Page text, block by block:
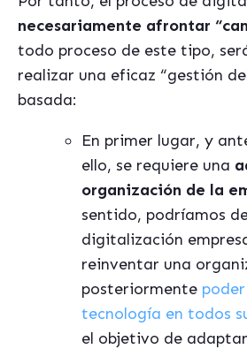
necesariamente afrontar
todo proceso de este tipo,
realizar una eficaz “gestión
basada:
En primer lugar, y
ello, se requiere una
organización de la
sentido, podríamos
digitalización
reinventar una
posteriormente
tecnología en todos
el objetivo de